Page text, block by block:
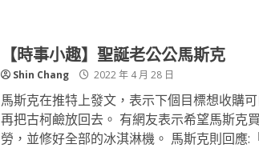
【時事小趣】聖誕老公公馬斯克
Shin Chang 2022 年 4 月 28 日
馬斯克在推特上發文，表示下個目標想收購可
再把古柯鹼放回去。 有網友表示希望馬斯克
勞，並修好全部的冰淇淋機。 馬斯克則回應: